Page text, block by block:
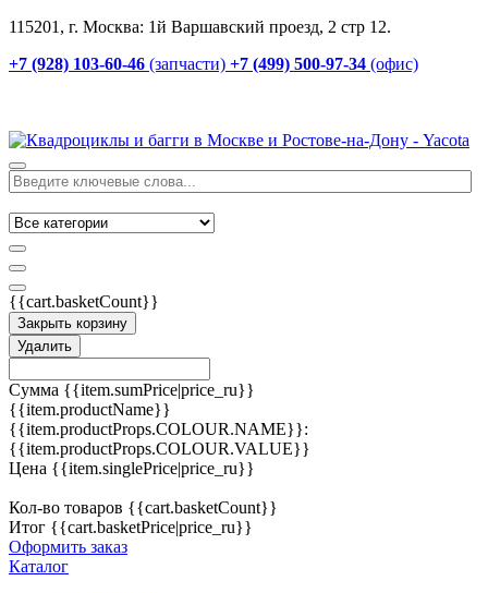
115201, г. Москва: 1й Варшавский проезд, 2 стр 12.
+7 (928) 103-60-46 (запчасти) +7 (499) 500-97-34 (офис)
{{cart.basketCount}}
Закрыть корзину
Удалить
Сумма {{item.sumPrice|price_ru}}
{{item.productName}}
{{item.productProps.COLOUR.NAME}}:
{{item.productProps.COLOUR.VALUE}}
Цена {{item.singlePrice|price_ru}}
Кол-во товаров {{cart.basketCount}}
Итог {{cart.basketPrice|price_ru}}
Оформить заказ
Каталог